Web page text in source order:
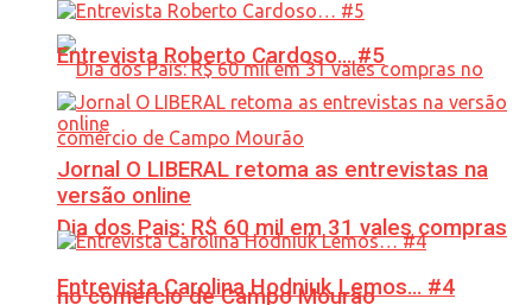
Dia dos Pais: R$ 60 mil em 31 vales compras
no comércio de Campo Mourão
Entrevista Roberto Cardoso… #5
Jornal O LIBERAL retoma as entrevistas na
versão online
Entrevista Carolina Hodniuk Lemos… #4